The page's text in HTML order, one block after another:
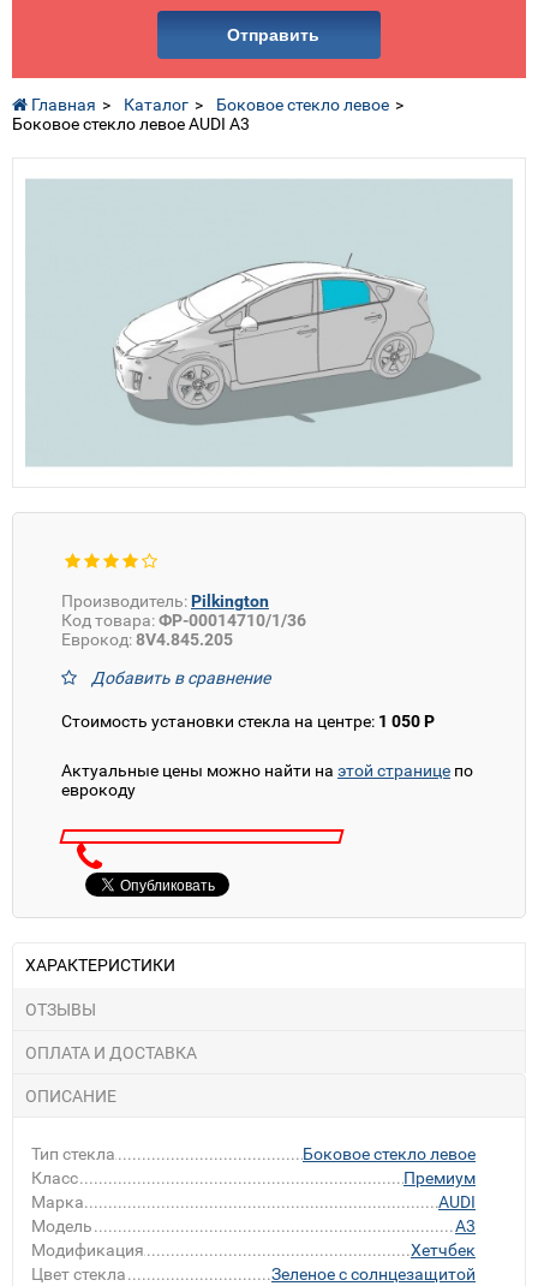
Отправить
Главная Каталог
Боковое стекло левое
Боковое стекло левое AUDI A3
Производитель:Pilkington
Код товара:ФР-00014710/1/36
Еврокод:8V4.845.205
Добавить в сравнение
Стоимость установки стекла на центре: 1 050 Р
Актуальные цены можно найти на этой странице по
еврокоду
ХАРАКТЕРИСТИКИ
ОТЗЫВЫ
ОПЛАТА И ДОСТАВКА
ОПИСАНИЕ
Тип стекла
Боковое стекло левое
Класс
Премиум
Марка
AUDI
Модель
A3
Модификация
Хетчбек
Цвет стекла
Зеленое с солнцезащитой